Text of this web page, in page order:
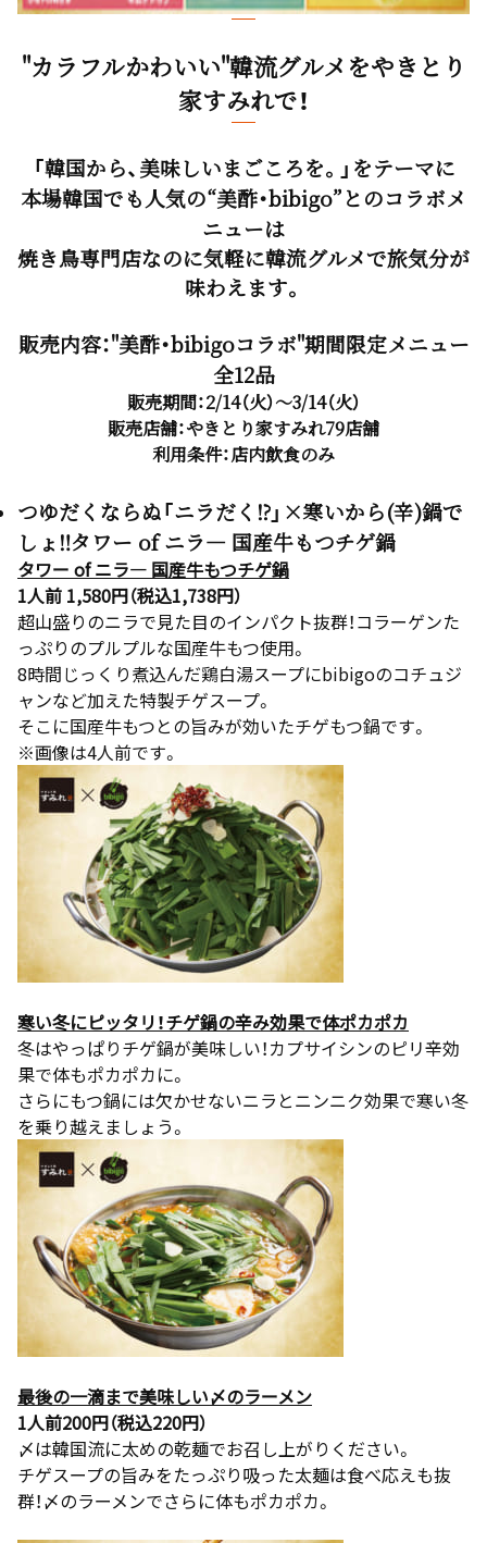
"カラフルかわいい"韓流グルメをやきとり
家すみれで！
「韓国から、美味しいまごころを。」をテーマに
本場韓国でも人気の“美酢・bibigo”とのコラボメ
ニューは
焼き鳥専門店なのに気軽に韓流グルメで旅気分が
味わえます。
販売内容："美酢・bibigoコラボ"期間限定メニュー
全12品
販売期間：2/14（火）～3/14（火）
販売店舗：やきとり家すみれ79店舗
利用条件：店内飲食のみ
つゆだくならぬ「ニラだく⁉」×寒いから(辛)鍋で
しょ‼タワー of ニラ― 国産牛もつチゲ鍋
タワー of ニラ― 国産牛もつチゲ鍋
1人前 1,580円（税込1,738円）
超山盛りのニラで見た目のインパクト抜群！コラーゲンた
っぷりのプルプルな国産牛もつ使用。
8時間じっくり煮込んだ鶏白湯スープにbibigoのコチュジ
ャンなど加えた特製チゲスープ。
そこに国産牛もつとの旨みが効いたチゲもつ鍋です。
※画像は4人前です。
寒い冬にピッタリ！チゲ鍋の辛み効果で体ポカポカ
冬はやっぱりチゲ鍋が美味しい！カプサイシンのピリ辛効
果で体もポカポカに。
さらにもつ鍋には欠かせないニラとニンニク効果で寒い冬
を乗り越えましょう。
最後の一滴まで美味しい〆のラーメン
1人前200円（税込220円）
〆は韓国流に太めの乾麺でお召し上がりください。
チゲスープの旨みをたっぷり吸った太麺は食べ応えも抜
群！〆のラーメンでさらに体もポカポカ。